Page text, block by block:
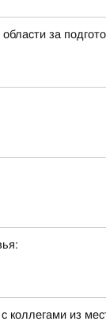
за
коллегами из